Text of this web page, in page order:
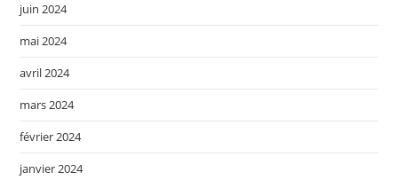
juin 2024
mai 2024
avril 2024
mars 2024
février 2024
janvier 2024